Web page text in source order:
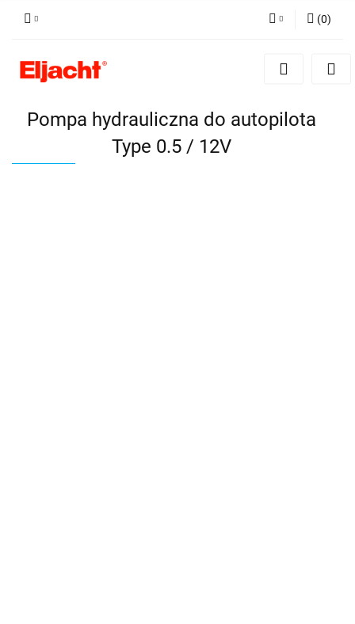
Zaloguj się
(0)
Pompa hydrauliczna do autopilota
Type 0.5 / 12V